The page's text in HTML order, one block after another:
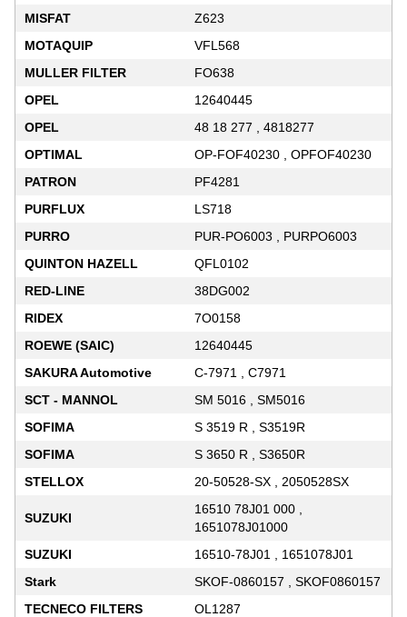
MISFAT
Z623
MOTAQUIP
VFL568
MULLER FILTER
FO638
OPEL
12640445
OPEL
48 18 277 , 4818277
OPTIMAL
OP-FOF40230 , OPFOF40230
PATRON
PF4281
PURFLUX
LS718
PURRO
PUR-PO6003 , PURPO6003
QUINTON HAZELL
QFL0102
RED-LINE
38DG002
RIDEX
7O0158
ROEWE (SAIC)
12640445
SAKURA Automotive
C-7971 , C7971
SCT - MANNOL
SM 5016 , SM5016
SOFIMA
S 3519 R , S3519R
SOFIMA
S 3650 R , S3650R
STELLOX
20-50528-SX , 2050528SX
SUZUKI
16510 78J01 000 ,
1651078J01000
SUZUKI
16510-78J01 , 1651078J01
Stark
SKOF-0860157 , SKOF0860157
TECNECO FILTERS
OL1287